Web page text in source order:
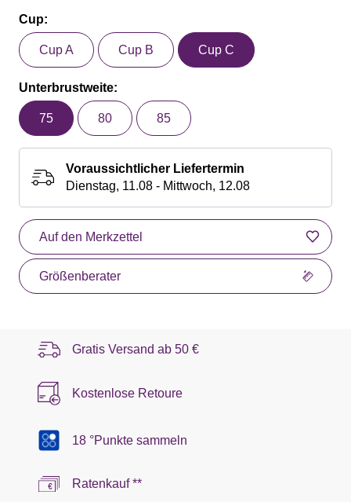
Cup:
Cup A Cup B Cup C
Unterbrustweite:
75 80 85
Voraussichtlicher Liefertermin
Dienstag, 11.08 - Mittwoch, 12.08
Auf den Merkzettel
Größenberater
Gratis Versand ab 50 €
Kostenlose Retoure
18 °Punkte sammeln
Ratenkauf **